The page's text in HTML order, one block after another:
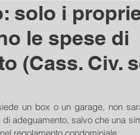
solo i
le spese di
(Cass. Civ.
un box o un garage, non
adeguamento, salvo che una